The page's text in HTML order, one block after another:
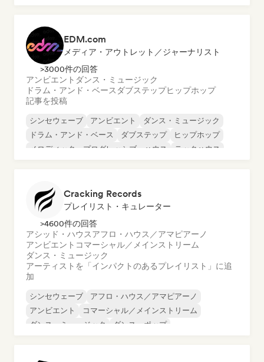
EDM.com
メディア・アウトレット／ジャーナリスト
>3000件の回答
アンビエント ダンス・ミュージック
ドラム・アンド・ベース ダブステップヒップホップ
記事を投稿
シンセウェーブ アンビエント
ダンス・ミュージック
ドラム・アンド・ベース
ダブステップ
ヒップホップ
メロディック・プログレッシブ・ハウス
テックハウス
Cracking Records
プレイリスト・キュレーター
>4600件の回答
アシッド・ハウスアフロ・ハウス／アマピアーノ
アンビエント コマーシャル／メインストリーム
ダンス・ミュージック
アーティストを「インパクトのあるプレイリスト」に追
加
シンセウェーブ
アフロ・ハウス／アマピアーノ
アンビエント
コマーシャル／メインストリーム
ダンス・ミュージック
ダンス・ポップ